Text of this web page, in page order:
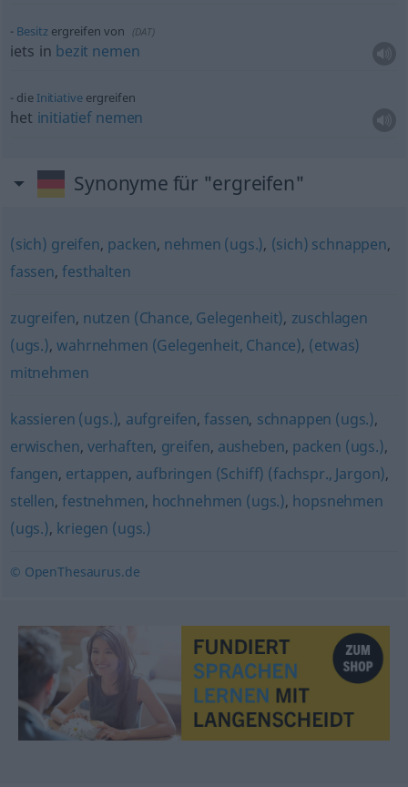
Besitzergreifen von (DAT)
iets in bezit nemen
die Initiativeergreifen
het initiatief nemen
Synonyme für "ergreifen"
(sich) greifen, packen, nehmen (ugs.), (sich) schnappen,
fassen,festhalten
zugreifen, nutzen (Chance, Gelegenheit), zuschlagen
(ugs.),wahrnehmen (Gelegenheit, Chance), (etwas)
mitnehmen
kassieren (ugs.), aufgreifen,fassen, schnappen (ugs.),
erwischen, verhaften, greifen, ausheben, packen (ugs.),
fangen, ertappen, aufbringen (Schiff) (fachspr., Jargon),
stellen,festnehmen, hochnehmen (ugs.), hopsnehmen
(ugs.), kriegen (ugs.)
© OpenThesaurus.de